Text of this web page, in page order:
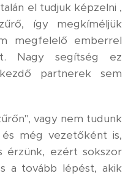
el tudjuk képzelni ,
így megkíméljük
megfelelő emberrel
Nagy segítség ez
partnerek sem
vagy nem tudunk
még vezetőként is,
érzünk, ezért sokszor
a tovább lépést, akik